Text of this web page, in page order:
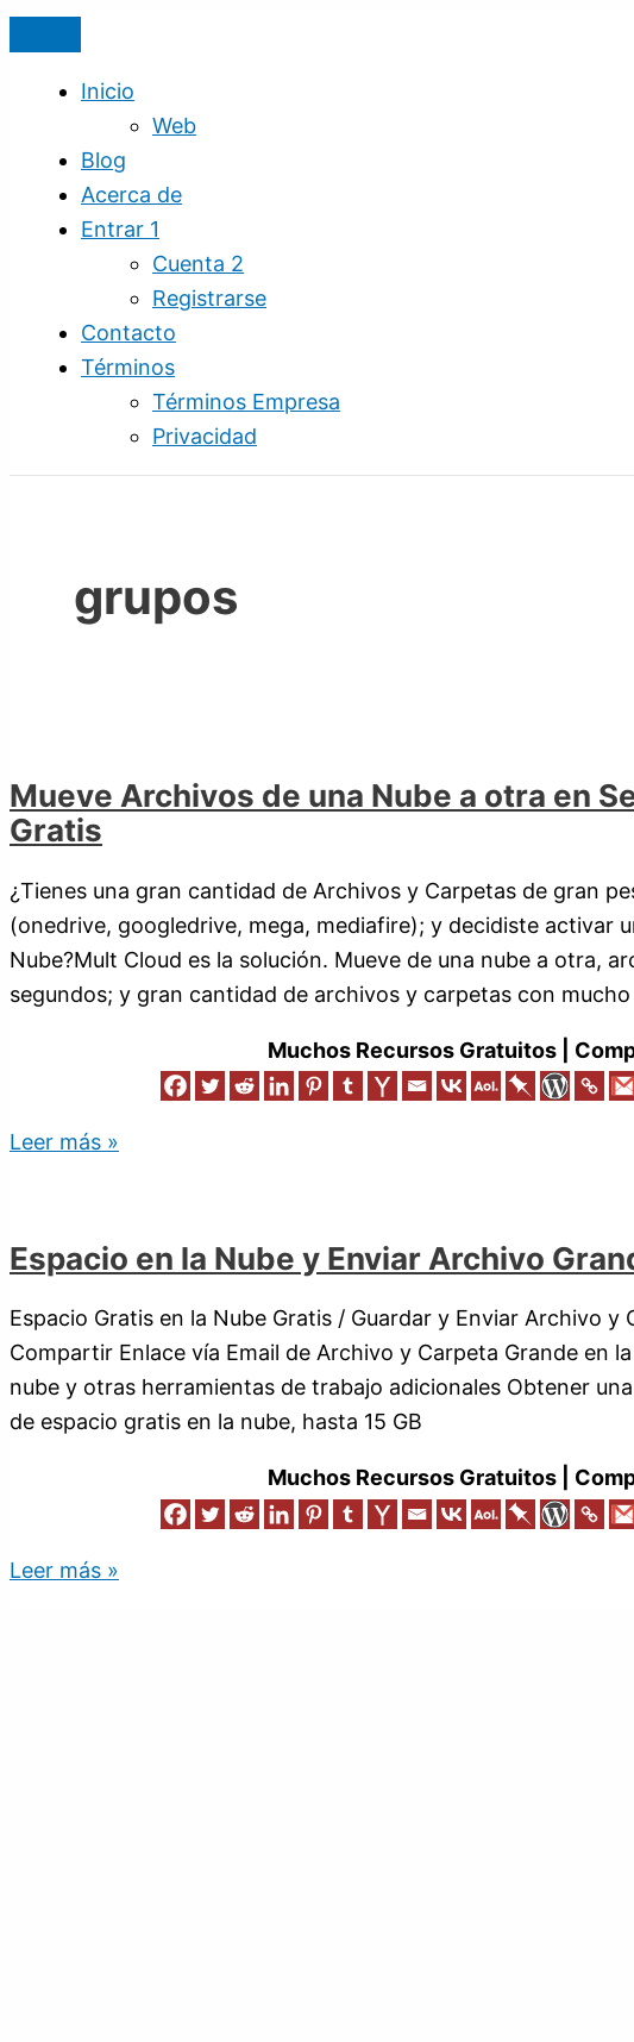
Ir
al
contenido
Inicio
Web
Blog
Acerca de
Entrar 1
Cuenta 2
Registrarse
Contacto
Términos
Términos Empresa
Privacidad
grupos
Mueve Archivos de una Nube a otra en
Gratis
¿Tienes una gran cantidad de Archivos y Carpetas de gran
(onedrive, googledrive, mega, mediafire); y decidiste activar
Nube?Mult Cloud es la solución. Mueve de una nube a otra,
segundos; y gran cantidad de archivos y carpetas con
Muchos Recursos Gratuitos |
Mueve
Archivos
Nube
Servidor
Leer más »
Espacio en la Nube y Enviar Archivo
Espacio Gratis en la Nube Gratis / Guardar y Enviar Archivo y
Compartir Enlace vía Email de Archivo y Carpeta Grande en
nube y otras herramientas de trabajo adicionales Obtener
de espacio gratis en la nube, hasta 15 GB
Muchos Recursos Gratuitos |
Espacio
en
Enviar
Archivo
Leer más »